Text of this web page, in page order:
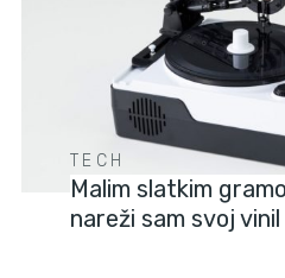
TECH
Malim slatkim
nareži sam svoj vinil